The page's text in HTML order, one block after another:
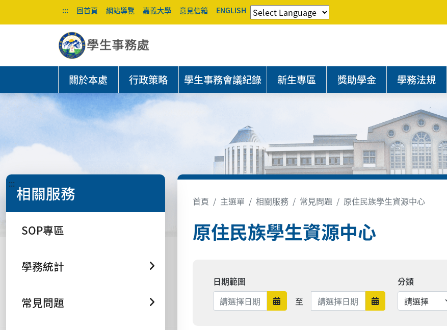
::: 回首頁 網站導覽 嘉義大學 意見信箱 ENGLISH
關於本處 行政策略 學生事務會議紀錄 新生專區 獎助學金 學務法規
::: 相關服務
SOP專區
學務統計
常見問題
首頁 主選單 相關服務 常見問題 原住民族學生資源中心
原住民族學生資源中心
日期範圍
日期範圍開始
至 日期範圍結束 日期範圍結束
分類